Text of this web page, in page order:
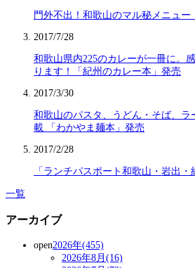
門外不出！和歌山のマル秘メニュー
2017/7/28
和歌山県内225のカレーが一冊に。
ります！「紀州のカレー本」発売
2017/3/30
和歌山のパスタ、うどん・そば、ラ
載 「わかやま麺本」発売
2017/2/28
「ランチパスポート和歌山・岩出
一覧
アーカイブ
open2026年(455)
2026年8月(16)